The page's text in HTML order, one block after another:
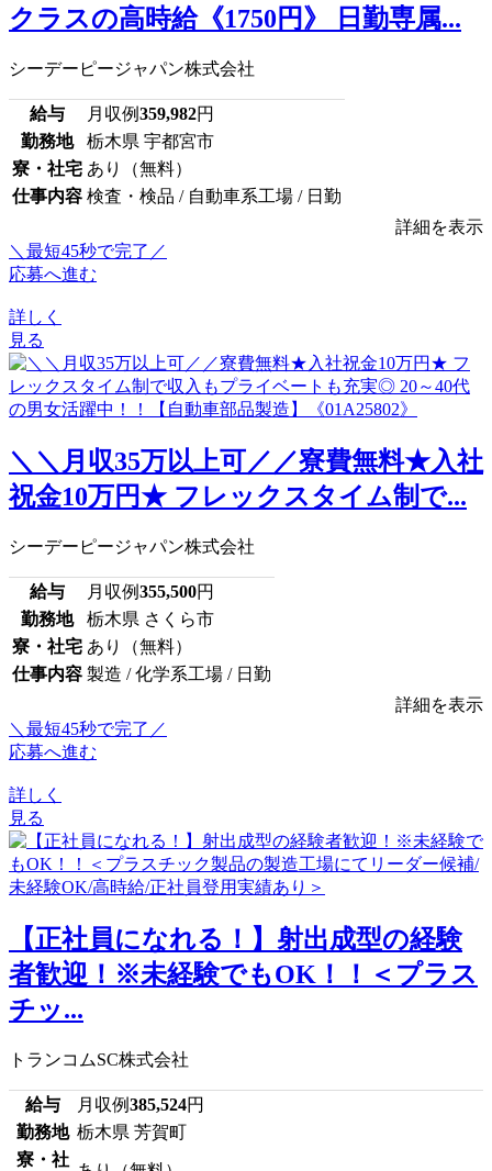
クラスの高時給《1750円》 日勤専属...
シーデーピージャパン株式会社
給与 月収例359,982円
勤務地
栃木県 宇都宮市
寮・社宅 あり（無料）
仕事内容 検査・検品 / 自動車系工場 / 日勤
詳細を表示
＼最短45秒で完了／
応募へ進む
詳しく
見る
＼＼月収35万以上可／／寮費無料★入社
祝金10万円★ フレックスタイム制で...
シーデーピージャパン株式会社
給与 月収例355,500円
勤務地
栃木県 さくら市
寮・社宅 あり（無料）
仕事内容 製造 / 化学系工場 / 日勤
詳細を表示
＼最短45秒で完了／
応募へ進む
詳しく
見る
【正社員になれる！】射出成型の経験
者歓迎！※未経験でもOK！！＜プラス
チッ...
トランコムSC株式会社
給与 月収例385,524円
勤務地 栃木県 芳賀町
寮・社